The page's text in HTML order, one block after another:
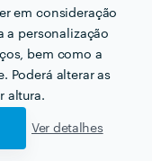
em consideração
a personalização
bem como a
Poderá alterar as
altura.
Ver detalhes
lo.